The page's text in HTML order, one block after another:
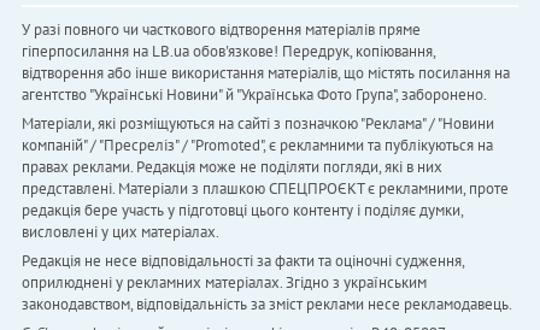
У разі повного чи часткового відтворення матеріалів пряме
гіперпосилання на LB.ua обов'язкове! Передрук, копіювання,
відтворення або інше використання матеріалів, що містять посилання на
агентство "Українськi Новини" й "Українська Фото Група", заборонено.
Матеріали, які розміщуються на сайті з позначкою "Реклама" / "Новини
компаній" / "Пресреліз" / "Promoted", є рекламними та публікуються на
правах реклами. Редакція може не поділяти погляди, які в них
представлені. Матеріали з плашкою СПЕЦПРОЄКТ є рекламними, проте
редакція бере участь у підготовці цього контенту і поділяє думки,
висловлені у цих матеріалах.
Редакція не несе відповідальності за факти та оціночні судження,
оприлюднені у рекламних матеріалах. Згідно з українським
законодавством, відповідальність за зміст реклами несе рекламодавець.